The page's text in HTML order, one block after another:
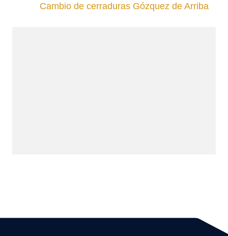
Cambio de cerraduras Gózquez de Arriba